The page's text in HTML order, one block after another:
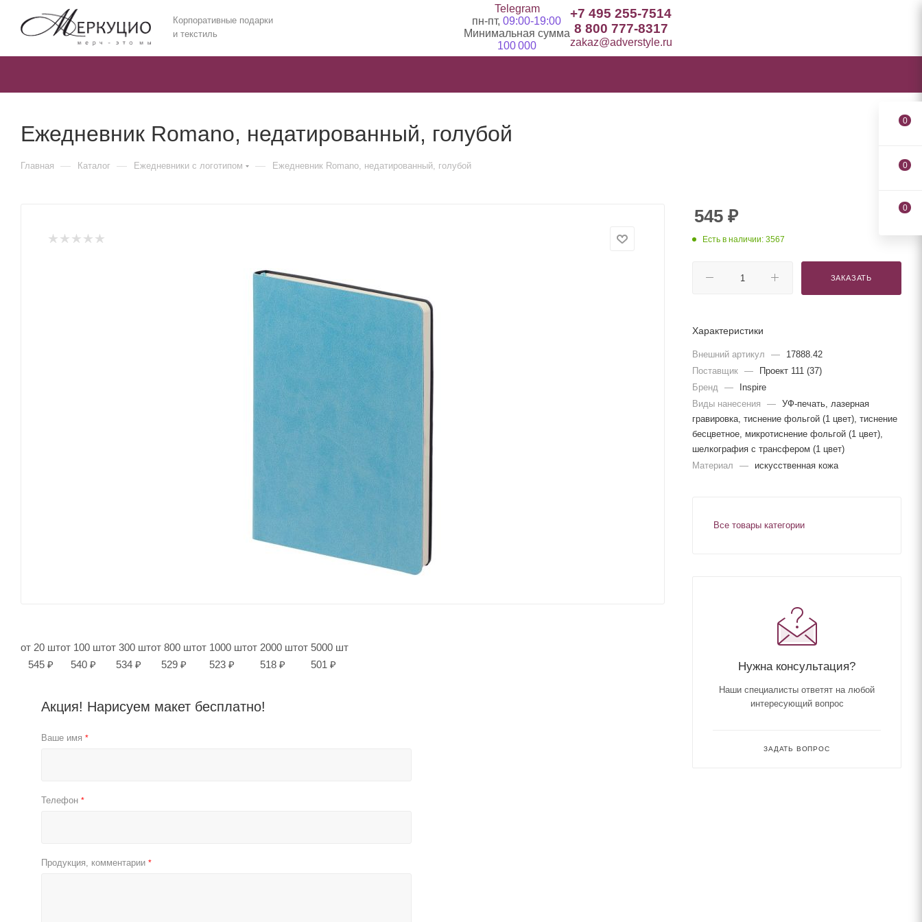
Корпоративные подарки
и текстиль
Telegram
пн-пт, 09:00-19:00
Минимальная сумма
100 000
+7 495 255-7514
8 800 777-8317
zakaz@adverstyle.ru
Ежедневник Romano, недатированный, голубой
Главная — Каталог — Ежедневники c логотипом — Ежедневник Romano, недатированный, голубой
от 20 шт
545 ₽
от 100 шт
540 ₽
от 300 шт
534 ₽
от 800 шт
529 ₽
от 1000 шт
523 ₽
от 2000 шт
518 ₽
от 5000 шт
501 ₽
Акция! Нарисуем макет бесплатно!
Ваше имя *
Телефон *
Продукция, комментарии *
545 ₽
Есть в наличии: 3567
ЗАКАЗАТЬ
Характеристики
Внешний артикул —
17888.42
Поставщик —
Проект 111 (37)
Бренд
—
Inspire
Виды нанесения
— УФ-печать, лазерная
гравировка, тиснение фольгой (1 цвет), тиснение
бесцветное, микротиснение фольгой (1 цвет),
шелкография с трансфером (1 цвет)
Материал
— искусственная кожа
Все товары категории
Нужна консультация?
Наши специалисты ответят на любой
интересующий вопрос
ЗАДАТЬ ВОПРОС
0
0
0